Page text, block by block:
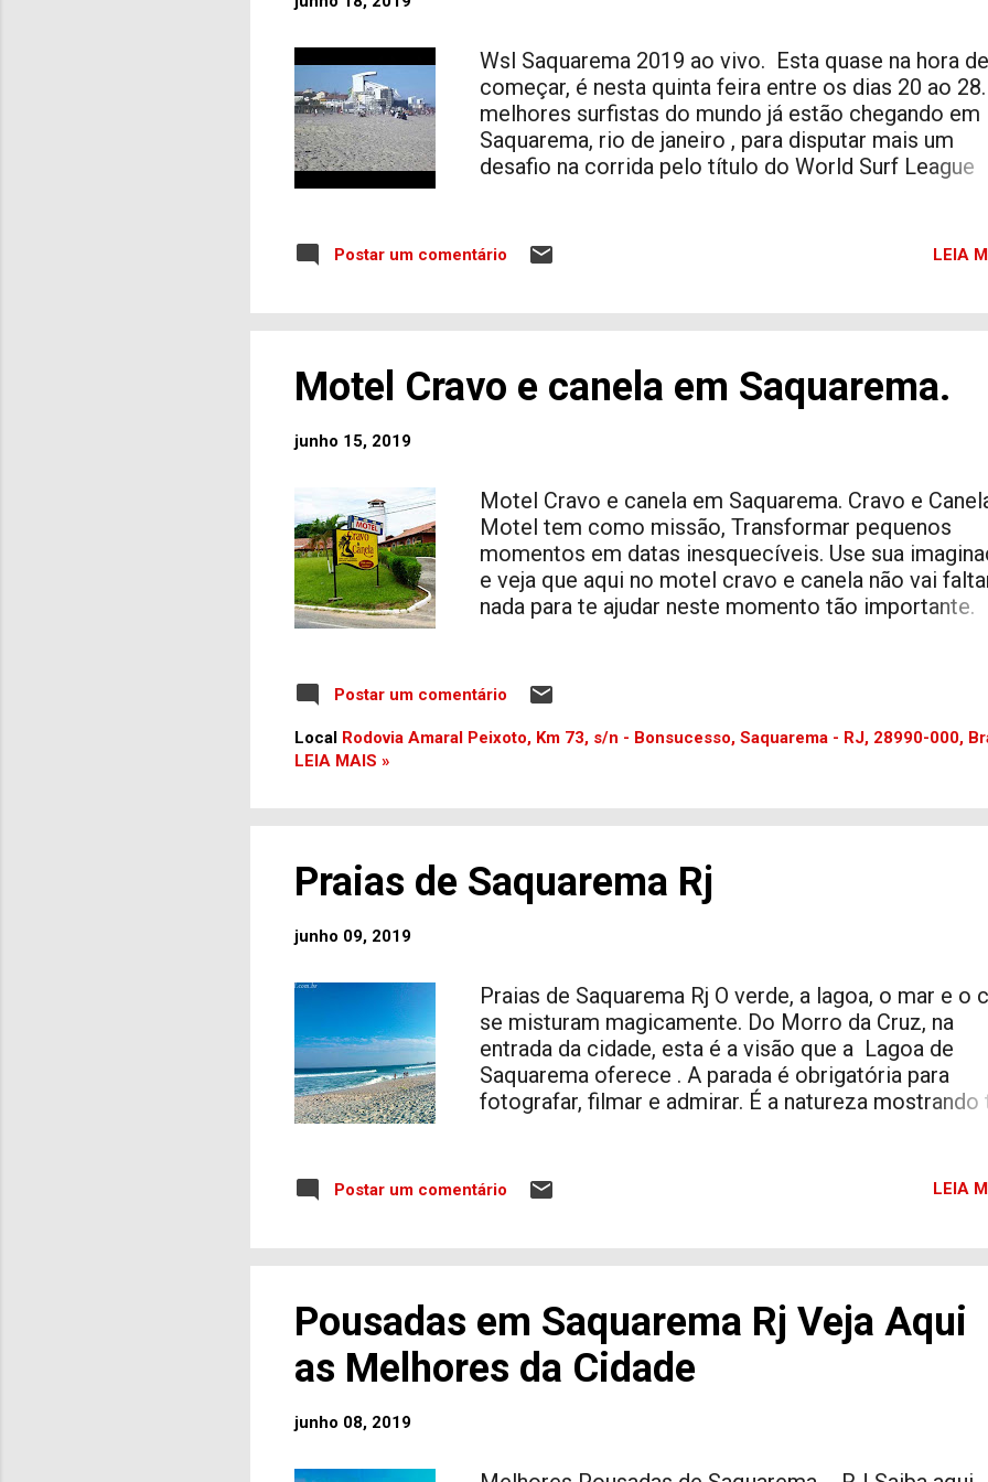
estão ag...
Wsl Saquarema 2019 ao vivo. Esta quase na hora de
começar, é nesta quinta feira entre os dias 20 ao 28.
melhores surfistas do mundo já estão chegando em
Saquarema, rio de janeiro , para disputar mais um
desafio na corrida pelo título do World Surf League
algum erro ou gostaria de adicionar alguma
essa matéria? Colabore
Postar um comentário LEIA
Motel Cravo e canela em Saquarema.
junho 15, 2019
Motel Cravo e canela em Saquarema. Cravo e
Motel tem como missão, Transformar pequenos
momentos em datas inesquecíveis. Use sua
e veja que aqui no motel cravo e canela não vai
nada para te ajudar neste momento tão importante.
Saquarema Telefone e ZAP (22) 26533460
no Facebook: m.me/motelcravoecanela 🚩Atenção
entrar em contato com o Anunciante, diga que viu o
hidromassagem, sauna e claro né Piscininha AMOR
Você vai ficar de fora ??? Suite Luxo 2 horas: 89,98 4
Postar um comentário
Local Rodovia Amaral Peixoto, Km 73, s/n - Bonsucesso, Saquarema - RJ, 28990-000,
LEIA MAIS »
Praias de Saquarema Rj
junho 09, 2019
Praias de Saquarema Rj O verde, a lagoa, o mar e o
se misturam magicamente. Do Morro da Cruz, na
entrada da cidade, esta é a visão que a Lagoa de
Saquarema oferece . A parada é obrigatória para
fotografar, filmar e admirar. É a natureza mostrando
Saquarema ? Sei la! Certamente é linda demais.
Vermelha Na realidade é um complexo lagunar,
canal. Possui vegetação de restinga, com destaque
funcionava, com seus moinhos de vento, uma antiga e
tradicional salina. Praias Praia da Vila: ideal para
curte o centro e a agitação de bares e restaurantes.
Postar um comentário LEIA
Pousadas em Saquarema Rj Veja Aqui
as Melhores da Cidade
junho 08, 2019